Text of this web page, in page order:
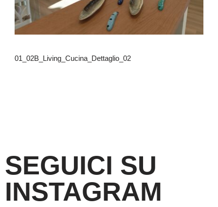
01_02B_Living_Cucina_Dettaglio_02
SEGUICI SU
INSTAGRAM